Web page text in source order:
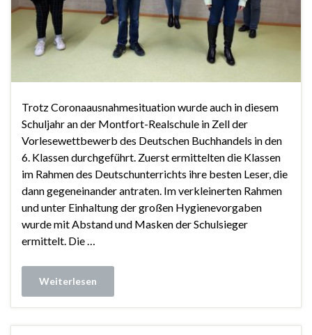
Trotz Coronaausnahmesituation wurde auch in diesem
Schuljahr an der Montfort-Realschule in Zell der
Vorlesewettbewerb des Deutschen Buchhandels in den
6. Klassen durchgeführt. Zuerst ermittelten die Klassen
im Rahmen des Deutschunterrichts ihre besten Leser, die
dann gegeneinander antraten. Im verkleinerten Rahmen
und unter Einhaltung der großen Hygienevorgaben
wurde mit Abstand und Masken der Schulsieger
ermittelt. Die …
Weiterlesen